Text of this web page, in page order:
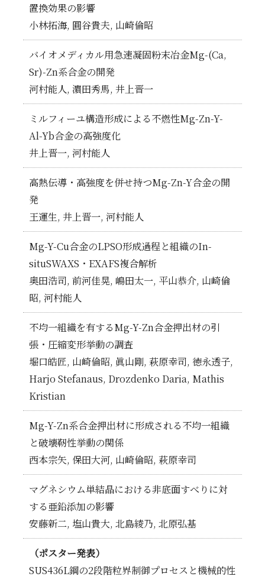
置換効果の影響
小林拓海, 圓谷貴夫, 山崎倫昭
バイオメディカル用急速凝固粉末冶金Mg-(Ca,
Sr)-Zn系合金の開発
河村能人, 濵田秀馬, 井上晋一
ミルフィーユ構造形成による不燃性Mg-Zn-Y-
Al-Yb合金の高強度化
井上晋一, 河村能人
高熱伝導・高強度を併せ持つMg-Zn-Y合金の開
発
王運生, 井上晋一, 河村能人
Mg-Y-Cu合金のLPSO形成過程と組織のIn-
situSWAXS・EXAFS複合解析
奥田浩司, 前河佳晃, 嶋田太一, 平山恭介, 山崎倫
昭, 河村能人
不均一組織を有するMg-Y-Zn合金押出材の引
張・圧縮変形挙動の調査
堀口皓匠, 山崎倫昭, 眞山剛, 萩原幸司, 徳永透子,
Harjo Stefanaus, Drozdenko Daria, Mathis
Kristian
Mg-Y-Zn系合金押出材に形成される不均一組織
と破壊靭性挙動の関係
西本宗矢, 保田大河, 山崎倫昭, 萩原幸司
マグネシウム単結晶における非底面すべりに対
する亜鉛添加の影響
安藤新二, 塩山貴大, 北島綾乃, 北原弘基
（ポスター発表）
SUS436L鋼の2段階粒界制御プロセスと機械的性